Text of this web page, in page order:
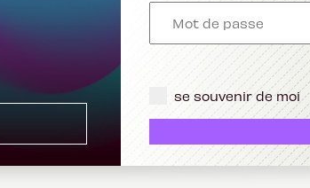
se souvenir de moi